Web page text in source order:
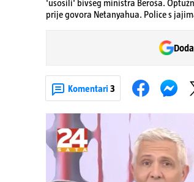
'usosili' bivšeg ministra Beroša.
prije govora Netanyahua. Police s
Komentari 3